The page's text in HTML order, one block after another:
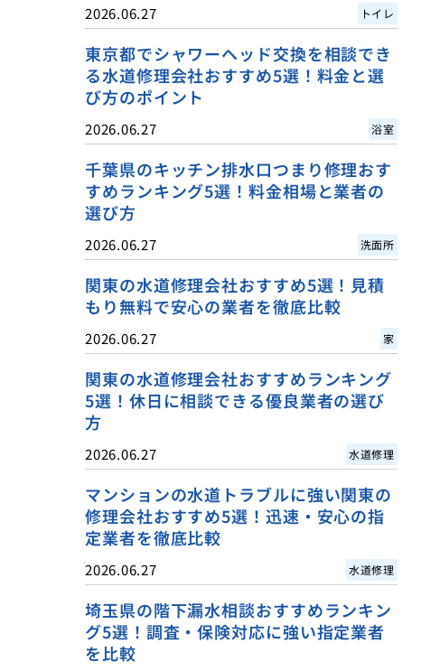
2026.06.27 トイレ
東京都でシャワーヘッド交換を相談でき
る水道修理会社おすすめ5選！料金と選
び方のポイント
2026.06.27 浴室
千葉県のキッチン排水口つまり修理おす
すめランキング5選！料金相場と業者の
選び方
2026.06.27 洗面所
関東の水道修理会社おすすめ5選！見積
もり無料で安心の業者を徹底比較
2026.06.27 家
関東の水道修理会社おすすめランキング
5選！休日に相談できる優良業者の選び
方
2026.06.27 水道修理
マンションの水道トラブルに強い関東の
修理会社おすすめ5選！迅速・安心の指
定業者を徹底比較
2026.06.27 水道修理
埼玉県の階下漏水相談おすすめランキン
グ5選！調査・保険対応に強い指定業者
を比較